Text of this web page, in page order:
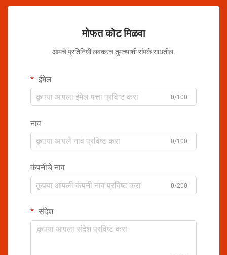
मोफत कोट मिळवा
आमचे प्रतिनिधी लवकरच तुमच्याशी संपर्क साधतील.
ईमेल
0/100
नाव
0/100
कंपनीचे नाव
0/200
संदेश